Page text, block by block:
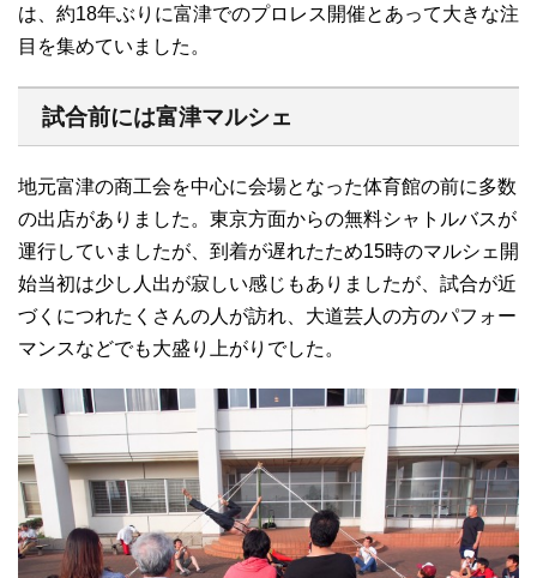
は、約18年ぶりに富津でのプロレス開催とあって大きな注
目を集めていました。
試合前には富津マルシェ
地元富津の商工会を中心に会場となった体育館の前に多数
の出店がありました。東京方面からの無料シャトルバスが
運行していましたが、到着が遅れたため15時のマルシェ開
始当初は少し人出が寂しい感じもありましたが、試合が近
づくにつれたくさんの人が訪れ、大道芸人の方のパフォー
マンスなどでも大盛り上がりでした。